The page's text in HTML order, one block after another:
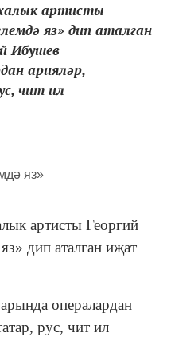
артисты
яз» дип аталган
Ибушев
арияләр,
чит ил
артисты Георгий
дип аталган иҗат
опералардан
рус, чит ил